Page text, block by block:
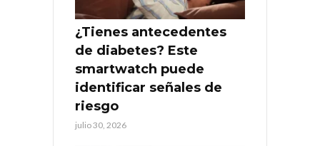
¿Tienes antecedentes
de diabetes? Este
smartwatch puede
identificar señales de
riesgo
julio 30, 2026